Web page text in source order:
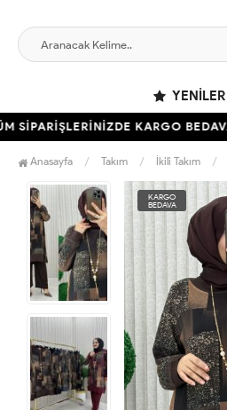
YENILER
KARGO BEDAVA!
Anasayfa Takım İkili Takım
KARGO
BEDAVA